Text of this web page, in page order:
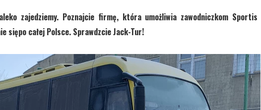
zajedziemy. Poznajcie firmę, która umożliwia zawodniczkom Sportis
siępo całej Polsce. Sprawdzcie Jack-Tur!